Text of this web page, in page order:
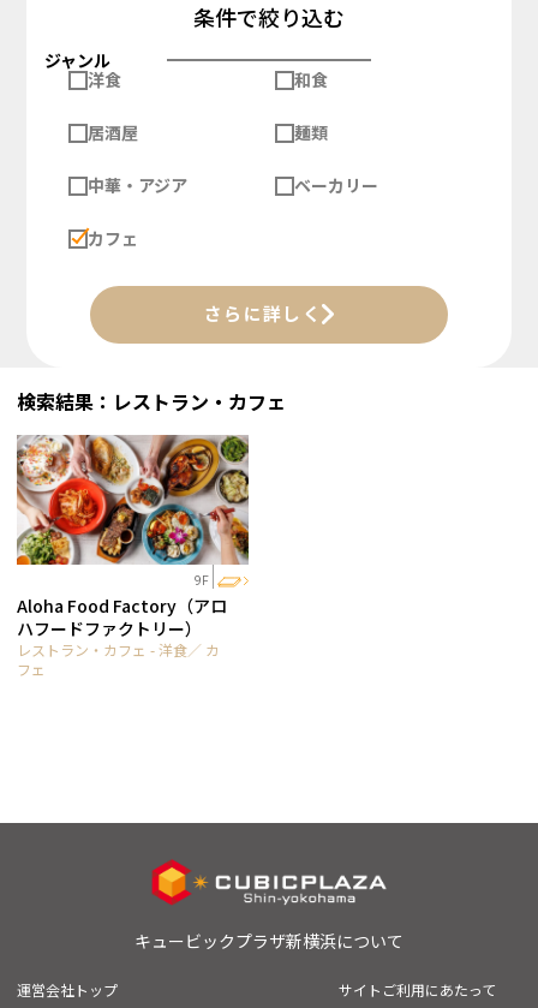
条件で絞り込む
ジャンル
洋食
和食
居酒屋 麺類
中華・アジア ベーカリー
カフェ
さらに詳しく
検索結果：レストラン・カフェ
9F
Aloha Food Factory（アロ
ハフードファクトリー）
レストラン・カフェ - 洋食／ カ
フェ
キュービックプラザ新横浜について
運営会社トップ サイトご利用にあたって